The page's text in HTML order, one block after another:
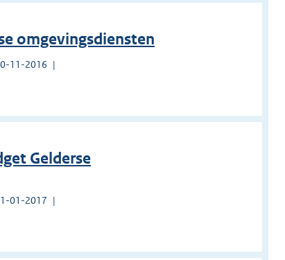
omgevingsdiensten
11-2016
Gelderse
01-2017